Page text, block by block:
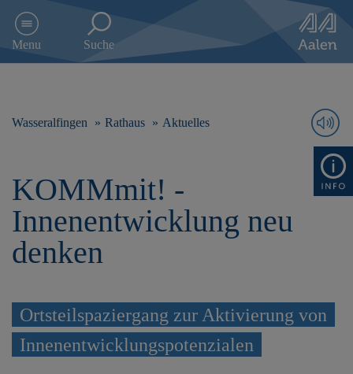
e
n
Menu Suche
Wasseralfingen Rathaus Aktuelles
KOMMmit! -
Innenentwicklung neu
denken
Ortsteilspaziergang zur Aktivierung von
Innenentwicklungspotenzialen